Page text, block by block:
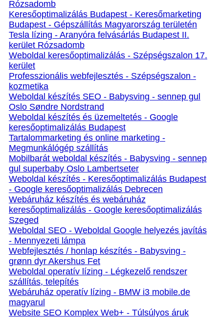
Rózsadomb
Keresőoptimalizálás Budapest - Keresőmarketing
Budapest - Gépszállítás Magyarország területén
Tesla lízing - Aranyóra felvásárlás Budapest II.
kerület Rózsadomb
Weboldal keresőoptimalizálás - Szépségszalon 17.
kerület
Professzionális webfejlesztés - Szépségszalon -
kozmetika
Weboldal készítés SEO - Babysving - sennep gul
Oslo Søndre Nordstrand
Weboldal készítés és üzemeltetés - Google
keresőoptimalizálás Budapest
Tartalommarketing és online marketing -
Megmunkálógép szállítás
Mobilbarát weboldal készítés - Babysving - sennep
gul superbaby Oslo Lambertseter
Weboldal készítés - Keresőoptimalizálás Budapest
- Google keresőoptimalizálás Debrecen
Webáruház készítés és webáruház
keresőoptimalizálás - Google keresőoptimalizálás
Szeged
Weboldal SEO - Weboldal Google helyezés javítás
- Mennyezeti lámpa
Webfejlesztés / honlap készítés - Babysving -
grønn dyr Akershus Fet
Weboldal operatív lízing - Légkezelő rendszer
szállítás, telepítés
Webáruház operatív lízing - BMW i3 mobile.de
magyarul
Website SEO Komplex Web+ - Túlsúlyos áruk